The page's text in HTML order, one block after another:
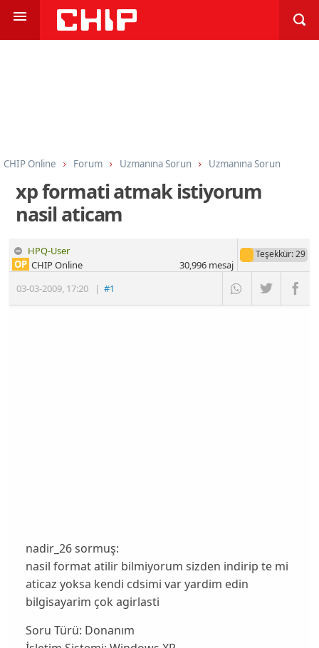
CHIP Online Forum Uzmanına Sorun Uzmanına Sorun
xp formati atmak istiyorum
nasil aticam
HPQ-User
03-03-2009, 17:20 |#1
OP CHIP Online
Teşekkür: 29
30,996mesaj
nadir_26 sormuş:
nasil format atilir bilmiyorum sizden indirip te mi
aticaz yoksa kendi cdsimi var yardim edin
bilgisayarim çok agirlasti
Soru Türü: Donanım